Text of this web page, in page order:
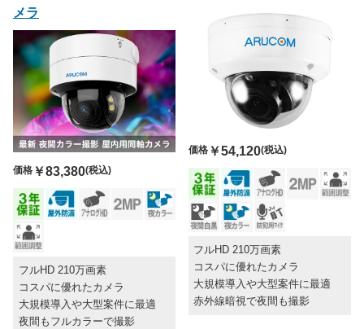
メラ
価格 ￥83,380(税込)
フルHD 210万画素
コスパに優れたカメラ
大規模導入や大型案件に最適
夜間もフルカラーで撮影
価格￥54,120(税込)
フルHD 210万画素
コスパに優れたカメラ
大規模導入や大型案件に最適
赤外線暗視で夜間も撮影